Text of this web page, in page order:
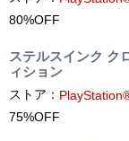
80%OFF
ステルスインク ク
ィション
ストア：
75%OFF